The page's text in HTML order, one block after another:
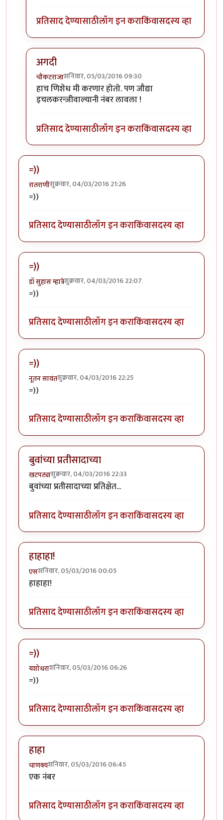
प्रतिसाद देण्यासाठीलॉग इन कराकिंवासदस्य व्हा
अगदी
चौकटराजाशनिवार, 05/03/2016 09:30
In reply toअगागा !byसस्नेह
हाच णिशेध मी करणार होतो. पण जौद्या
इचलकरन्जीवाल्यानी नंबर लावला !
प्रतिसाद देण्यासाठीलॉग इन कराकिंवासदस्य व्हा
=))
रातराणीशुक्रवार, 04/03/2016 21:26
=))
प्रतिसाद देण्यासाठीलॉग इन कराकिंवासदस्य व्हा
=))
डॉ सुहास म्हात्रेशुक्रवार, 04/03/2016 22:07
=))
प्रतिसाद देण्यासाठीलॉग इन कराकिंवासदस्य व्हा
=))
नूतन सावंतशुक्रवार, 04/03/2016 22:25
=))
प्रतिसाद देण्यासाठीलॉग इन कराकिंवासदस्य व्हा
बुवांच्या प्रतीसादाच्या
खटपट्याशुक्रवार, 04/03/2016 22:33
बुवांच्या प्रतीसादाच्या प्रतिक्षेत...
प्रतिसाद देण्यासाठीलॉग इन कराकिंवासदस्य व्हा
हाहाहा!
एसशनिवार, 05/03/2016 00:05
हाहाहा!
प्रतिसाद देण्यासाठीलॉग इन कराकिंवासदस्य व्हा
=))
यशोधराशनिवार, 05/03/2016 06:26
=))
प्रतिसाद देण्यासाठीलॉग इन कराकिंवासदस्य व्हा
हाहा
चाणक्यशनिवार, 05/03/2016 06:45
एक नंबर
प्रतिसाद देण्यासाठीलॉग इन कराकिंवासदस्य व्हा